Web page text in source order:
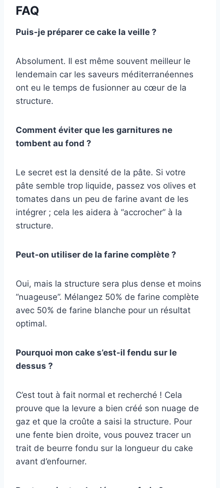
FAQ
Puis-je préparer ce cake la veille ?
Absolument. Il est même souvent meilleur le
lendemain car les saveurs méditerranéennes
ont eu le temps de fusionner au cœur de la
structure.
Comment éviter que les garnitures ne
tombent au fond ?
Le secret est la densité de la pâte. Si votre
pâte semble trop liquide, passez vos olives et
tomates dans un peu de farine avant de les
intégrer ; cela les aidera à “accrocher” à la
structure.
Peut-on utiliser de la farine complète ?
Oui, mais la structure sera plus dense et moins
“nuageuse”. Mélangez 50% de farine complète
avec 50% de farine blanche pour un résultat
optimal.
Pourquoi mon cake s’est-il fendu sur le
dessus ?
C’est tout à fait normal et recherché ! Cela
prouve que la levure a bien créé son nuage de
gaz et que la croûte a saisi la structure. Pour
une fente bien droite, vous pouvez tracer un
trait de beurre fondu sur la longueur du cake
avant d’enfourner.